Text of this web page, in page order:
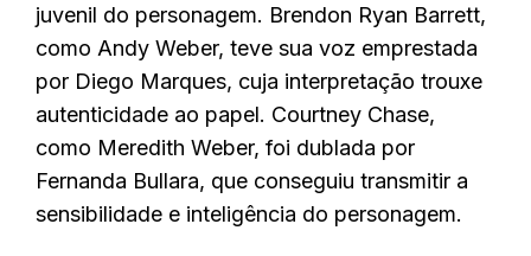
juvenil do personagem. Brendon Ryan Barrett,
como Andy Weber, teve sua voz emprestada
por Diego Marques, cuja interpretação trouxe
autenticidade ao papel. Courtney Chase,
como Meredith Weber, foi dublada por
Fernanda Bullara, que conseguiu transmitir a
sensibilidade e inteligência do personagem.